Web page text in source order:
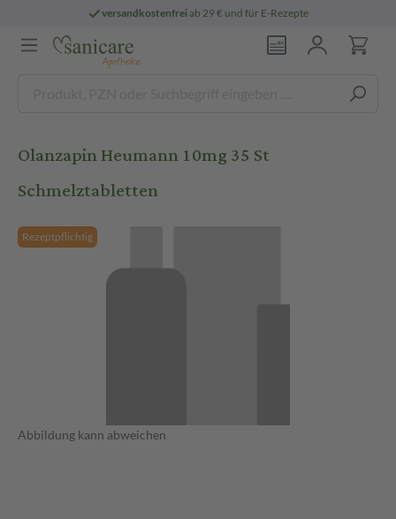
versandkostenfreiab 29 € und für E-Rezepte
Olanzapin Heumann 10mg 35 St
Schmelztabletten
Rezeptpflichtig
Abbildung kann abweichen